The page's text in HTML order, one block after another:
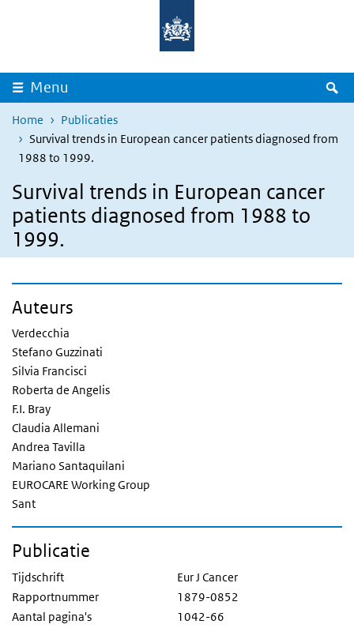
Overslaan en naar de inhoud gaan
Menu
Home
Publicaties
Survival trends in European cancer patients diagnosed from
1988 to 1999.
Survival trends in European cancer
patients diagnosed from 1988 to
1999.
Auteurs
Verdecchia
Stefano Guzzinati
Silvia Francisci
Roberta de Angelis
F.I. Bray
Claudia Allemani
Andrea Tavilla
Mariano Santaquilani
EUROCARE Working Group
Sant
Publicatie
Tijdschrift
Eur J Cancer
Rapportnummer
1879-0852
Aantal pagina's
1042-66